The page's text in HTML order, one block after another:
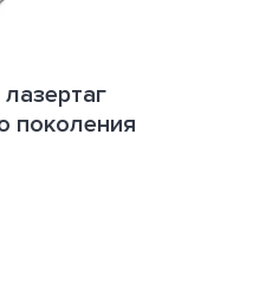
поколения